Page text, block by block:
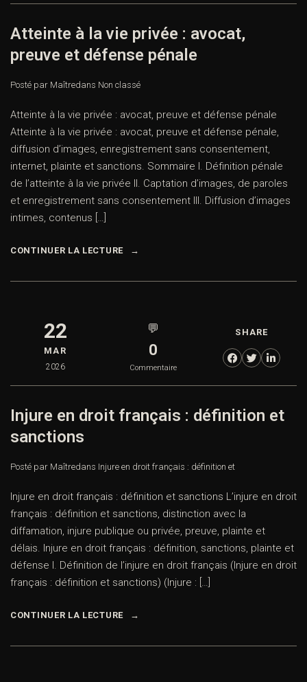
Atteinte à la vie privée : avocat,
preuve et défense pénale
Posté par Maîtredans Non classé
Atteinte à la vie privée : avocat, preuve et défense pénale
Atteinte à la vie privée : avocat, preuve et défense pénale,
diffusion d’images, enregistrement sans consentement,
internet, plainte et sanctions. Sommaire I. Définition pénale
de l’atteinte à la vie privée II. Captation d’images, de paroles
et enregistrement sans consentement III. Diffusion d’images
intimes, contenus […]
CONTINUER LA LECTURE
22
MAR
2026
💬
0
Commentaire
SHARE
Injure en droit français : définition et
sanctions
Posté par Maîtredans Injure en droit français : définition et
Injure en droit français : définition et sanctions L’injure en droit
français : définition et sanctions, distinction avec la
diffamation, injure publique ou privée, preuve, plainte et
délais. Injure en droit français : définition, sanctions, plainte et
défense I. Définition de l’injure en droit français (Injure en droit
français : définition et sanctions) (Injure : […]
CONTINUER LA LECTURE